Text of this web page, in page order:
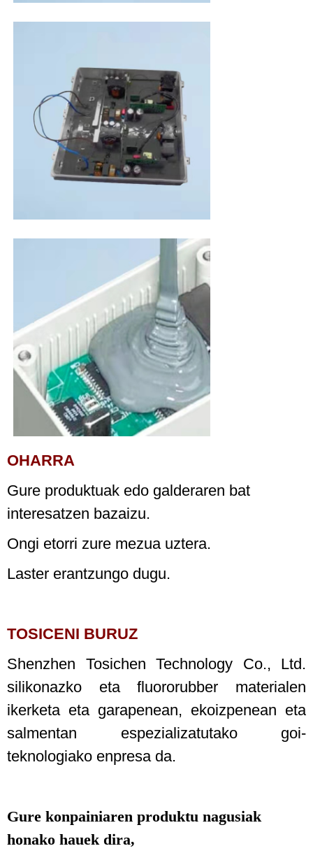
OHARRA
Gure produktuak edo galderaren bat
interesatzen bazaizu.
Ongi etorri zure mezua uztera.
Laster erantzungo dugu.
TOSICENI BURUZ
Shenzhen Tosichen Technology Co., Ltd.
silikonazko eta fluororubber materialen
ikerketa eta garapenean, ekoizpenean eta
salmentan espezializatutako goi-
teknologiako enpresa da.
Gure konpainiaren produktu nagusiak
honako hauek dira,